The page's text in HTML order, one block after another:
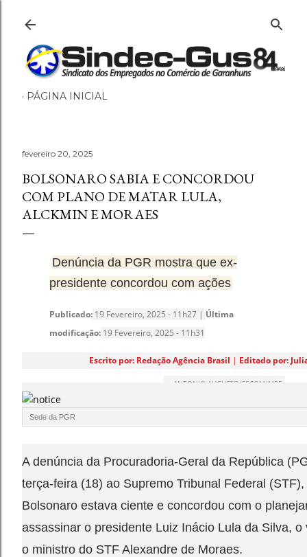
Pular para o conteúdo
PÁGINA INICIAL
fevereiro 20, 2025
BOLSONARO SABIA E CONCORDOU
COM PLANO DE MATAR LULA,
ALCKMIN E MORAES
Denúncia da PGR mostra que ex-
presidente concordou com ações
Publicado: 19 Fevereiro, 2025 - 11h27 | Última
modificação: 19 Fevereiro, 2025 - 11h31
Escrito por: Redação Agência Brasil | Editado por:
ANTONIO AUGUSTO/SECOM/MPF
Sede da PGR
A denúncia da Procuradoria-Geral da República
terça-feira (18) ao Supremo Tribunal Federal
Bolsonaro estava ciente e concordou com o
assassinar o presidente Luiz Inácio Lula da Silva,
o ministro do STF Alexandre de Moraes.